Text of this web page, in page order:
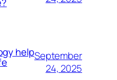
helpSeptember
24, 2025